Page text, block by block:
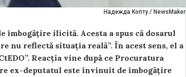
Надежда Копту / NewsMaker
îmbogățire ilicită. Acesta a spus că dosarul
nu reflectă situația reală”. În acest sens, el a
Reacția vine după ce Procuratura
ex-deputatul este învinuit de îmbogățire